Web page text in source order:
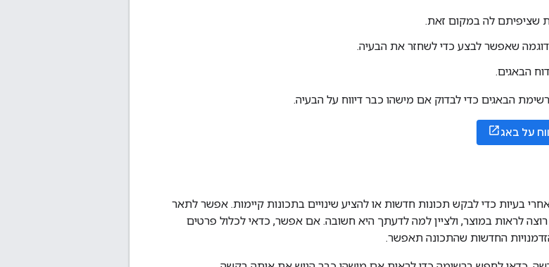
שציפיתם לה במקום זאת.
שאפשר לבצע כדי לשחזר את הבעיה.
הבאגים.
הבאגים כדי לבדוק אם מישהו כבר דיווח על הבעיה.
על באג
בעיות כדי לבקש תכונות חדשות או להציע שינויים בתכונות קיימות. אפשר לתאר
לראות במוצר, ולציין למה לדעתך היא חשובה. אם אפשר, כדאי לכלול פרטים
החדשות שהתכונה תאפשר.